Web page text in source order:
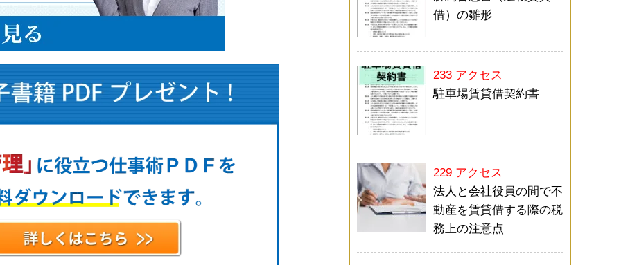
借）の雛形
233 アクセス
駐車場賃貸借契約書
229 アクセス
法人と会社役員の間で不
動産を賃貸借する際の税
務上の注意点